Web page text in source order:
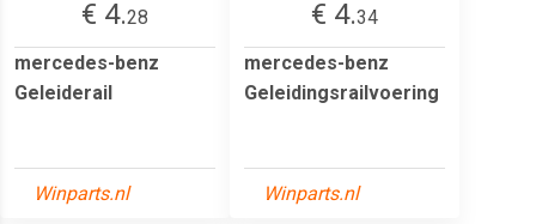
€ 4.28
mercedes-benz
Geleiderail
Winparts.nl
€ 4.34
mercedes-benz
Geleidingsrailvoering
Winparts.nl